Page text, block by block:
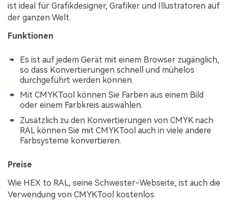
ist ideal für Grafikdesigner, Grafiker und Illustratoren auf
der ganzen Welt.
Funktionen
Es ist auf jedem Gerät mit einem Browser zugänglich,
so dass Konvertierungen schnell und mühelos
durchgeführt werden können.
Mit CMYKTool können Sie Farben aus einem Bild
oder einem Farbkreis auswählen.
Zusätzlich zu den Konvertierungen von CMYK nach
RAL können Sie mit CMYKTool auch in viele andere
Farbsysteme konvertieren.
Preise
Wie HEX to RAL, seine Schwester-Webseite, ist auch die
Verwendung von CMYKTool kostenlos.